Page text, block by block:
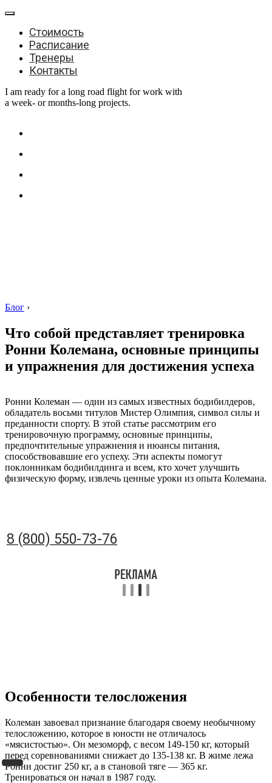
Стоимость
Расписание
Тренеры
Контакты
I am ready for a long road flight for work with
a week- or months-long projects.
Блог ›
Что собой представляет тренировка
Ронни Колемана, основные принципы
и упражнения для достижения успеха
Ронни Колеман — один из самых известных бодибилдеров,
обладатель восьми титулов Мистер Олимпия, символ силы и
преданности спорту. В этой статье рассмотрим его
тренировочную программу, основные принципы,
предпочтительные упражнения и нюансы питания,
способствовавшие его успеху. Эти аспекты помогут
поклонникам бодибилдинга и всем, кто хочет улучшить
физическую форму, извлечь ценные уроки из опыта Колемана.
Особенности телосложения
Колеман завоевал признание благодаря своему необычному
телосложению, которое в юности не отличалось
«мясистостью». Он мезоморф, с весом 149-150 кг, который
перед соревнованиями снижает до 135-138 кг. В жиме лежа
Ронни достиг 250 кг, а в становой тяге — 365 кг.
Тренироваться он начал в 1987 году.